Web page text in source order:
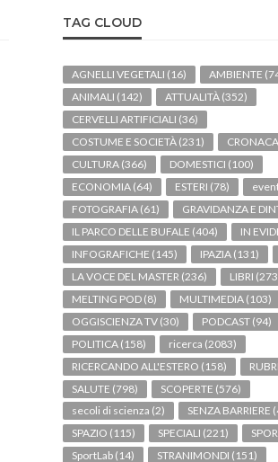
TAG CLOUD
AGNELLI VEGETALI (16) AMBIENTE
ANIMALI (142) ATTUALITÀ (352)
CERVELLI ARTIFICIALI (36)
COSTUME E SOCIETÀ (231) CRONACA
CULTURA (366) DOMESTICI (100)
ECONOMIA (64) ESTERI (78)
FOTOGRAFIA (61) GRAVIDANZA E
IL PARCO DELLE BUFALE (404) IN
INFOGRAFICHE (145) IPAZIA (131)
LA VOCE DEL MASTER (236) LIBRI
MELTING POD (8) MULTIMEDIA (103)
OGGISCIENZA TV (30) PODCAST (94)
POLITICA (158) ricerca (2083)
RICERCANDO ALL'ESTERO (158)
SALUTE (798) SCOPERTE (576)
secoli di scienza (2) SENZA BARRIERE
SPAZIO (115) SPECIALI (221)
SportLab (14) STRANIMONDI (151)